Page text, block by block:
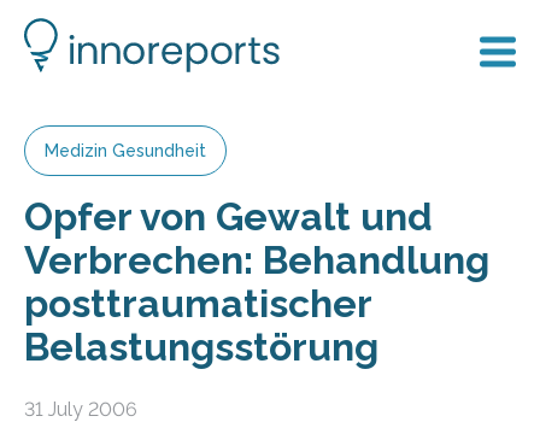
Medizin Gesundheit
Opfer von Gewalt und
Verbrechen: Behandlung
posttraumatischer
Belastungsstörung
31 July 2006